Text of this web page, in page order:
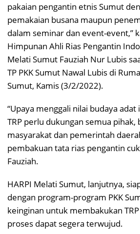
pakaian pengantin etnis Sumut
pemakaian busana maupun
dalam seminar dan event-event,”
Himpunan Ahli Rias Pengantin
Melati Sumut Fauziah Nur Lubis
TP PKK Sumut Nawal Lubis di
Sumut, Kamis (3/2/2022).
“Upaya menggali nilai budaya
TRP perlu dukungan semua pihak,
masyarakat dan pemerintah
pembakuan tata rias pengantin
Fauziah.
HARPI Melati Sumut, lanjutnya,
dengan program-program PKK
keinginan untuk membakukan
proses dapat segera terwujud.